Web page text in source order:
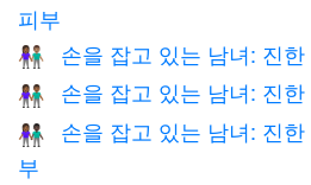
피부
👩🏾‍🤝‍👨🏽 손을 잡고 있는 남녀: 진
👫🏾 손을 잡고 있는 남녀: 진
👩🏾‍🤝‍👨🏿
손을 잡고 있는 남녀: 진
부